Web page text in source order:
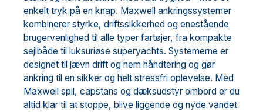
enkelt tryk på en knap. Maxwell ankringssystemer
kombinerer styrke, driftssikkerhed og enestående
brugervenlighed til alle typer fartøjer, fra kompakte
sejlbåde til luksuriøse superyachts. Systemerne er
designet til jævn drift og nem håndtering og gør
ankring til en sikker og helt stressfri oplevelse. Med
Maxwell spil, capstans og dæksudstyr ombord er du
altid klar til at stoppe, blive liggende og nyde vandet